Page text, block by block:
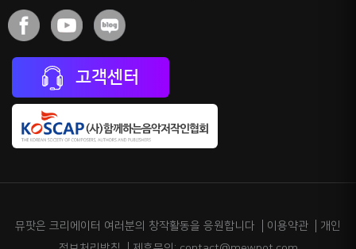
고객센터
뮤팟은 크리에이터 여러분의 창작활동을 응원합니다 이용약관
개인